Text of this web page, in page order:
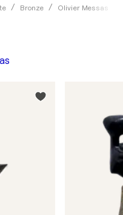
Bronze Olivier Messas